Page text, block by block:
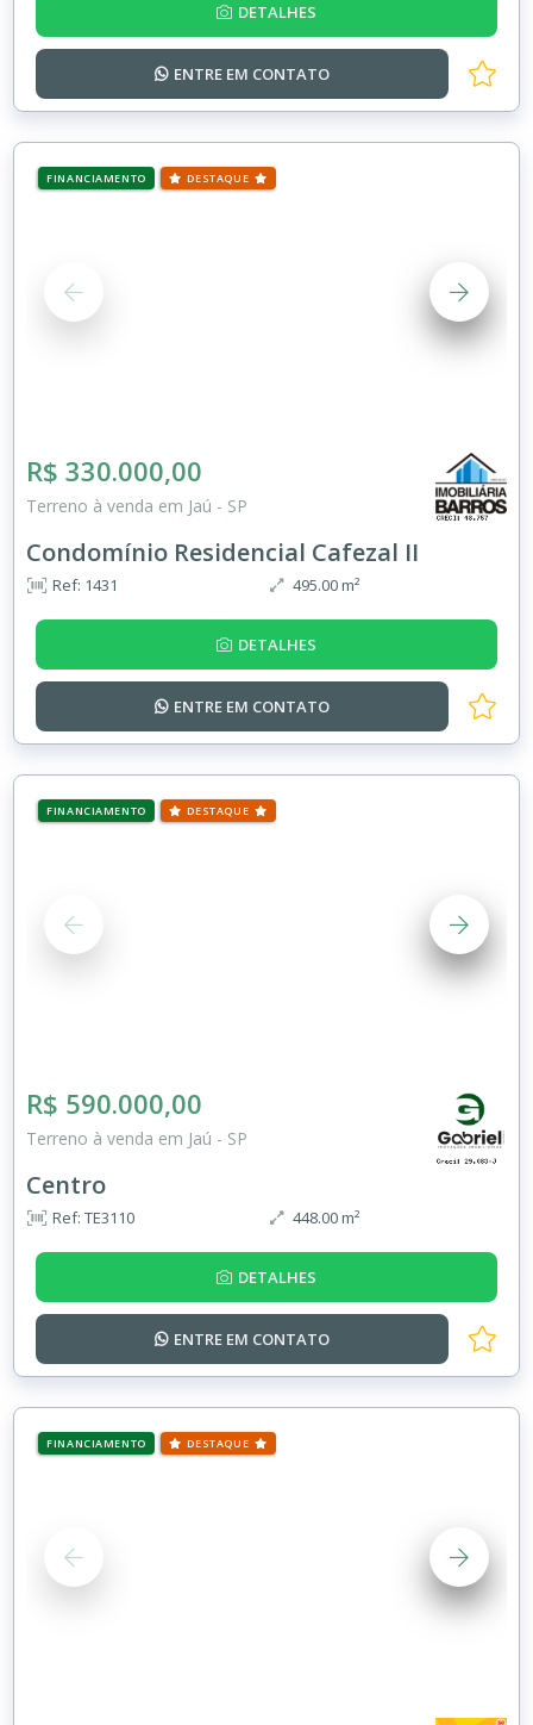
DETALHES
ENTRE EM CONTATO
FINANCIAMENTO DESTAQUE
R$ 330.000,00
Terreno à venda em Jaú - SP
Condomínio Residencial Cafezal II
Ref: 1431 495.00 m²
DETALHES
ENTRE EM CONTATO
FINANCIAMENTO DESTAQUE
R$ 590.000,00
Terreno à venda em Jaú - SP
Centro
Ref: TE3110 448.00 m²
DETALHES
ENTRE EM CONTATO
FINANCIAMENTO DESTAQUE